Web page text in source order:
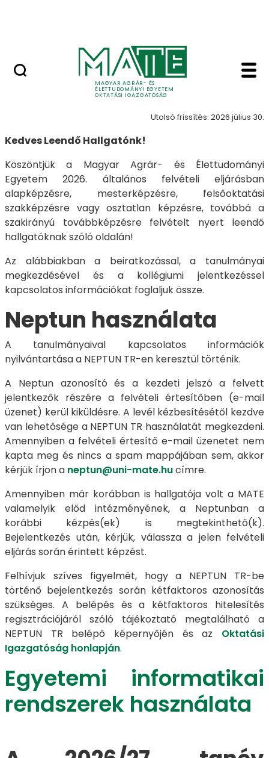
MAGYAR AGRÁR- ÉS
ÉLETTUDOMÁNYI EGYETEM
OKTATÁSI IGAZGATÓSÁG
Gólyáknak - MATE
Gólyáknak
Utolsó frissítés: 2026 július 30.
Kedves Leendő Hallgatónk!
Köszöntjük a Magyar Agrár- és Élettudományi
Egyetem 2026. általános felvételi eljárásban
alapképzésre, mesterképzésre, felsőoktatási
szakképzésre vagy osztatlan képzésre, továbbá a
szakirányú továbbképzésre felvételt nyert leendő
hallgatóknak szóló oldalán!
Az alábbiakban a beiratkozással, a tanulmányai
megkezdésével és a kollégiumi jelentkezéssel
kapcsolatos információkat foglaljuk össze.
Neptun használata
A tanulmányaival kapcsolatos információk
nyilvántartása a NEPTUN TR-en keresztül történik.
A Neptun azonosító és a kezdeti jelszó a felvett
jelentkezők részére a felvételi értesítőben (e-mail
üzenet) kerül kiküldésre. A levél kézbesítésétől kezdve
van lehetősége a NEPTUN TR használatát megkezdeni.
Amennyiben a felvételi értesítő e-mail üzenetet nem
kapta meg és nincs a spam mappájában sem, akkor
kérjük írjon a neptun@uni-mate.hucímre.
Amennyiben már korábban is hallgatója volt a MATE
valamelyik előd intézményének, a Neptunban a
korábbi kézpés(ek) is megtekinthető(k).
Bejelentkezés után, kérjük, válassza a jelen felvételi
eljárás során érintett képzést.
Felhívjuk szíves figyelmét, hogy a NEPTUN TR-be
történő bejelentkezés során kétfaktoros azonosítás
szükséges. A belépés és a kétfaktoros hitelesítés
regisztrációjáról szóló tájékoztató megtalálható a
NEPTUN TR belépő képernyőjén és az Oktatási
Igazgatóság honlapján.
Egyetemi informatikai
rendszerek használata